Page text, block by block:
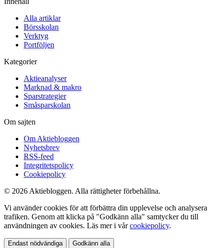
Alla artiklar
Börsskolan
Verktyg
Portföljen
Kategorier
Aktieanalyser
Marknad & makro
Sparstrategier
Småsparskolan
Om sajten
Om Aktiebloggen
Nyhetsbrev
RSS-feed
Integritetspolicy
Cookiepolicy
© 2026 Aktiebloggen. Alla rättigheter förbehållna.
Vi använder cookies för att förbättra din upplevelse och analysera
trafiken. Genom att klicka på "Godkänn alla" samtycker du till
användningen av cookies. Läs mer i vårcookiepolicy.
Endast nödvändiga Godkänn alla